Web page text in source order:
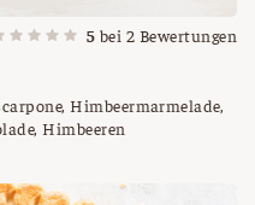
5 bei 2 Bewertungen
Himbeermarmelade,
Himbeeren